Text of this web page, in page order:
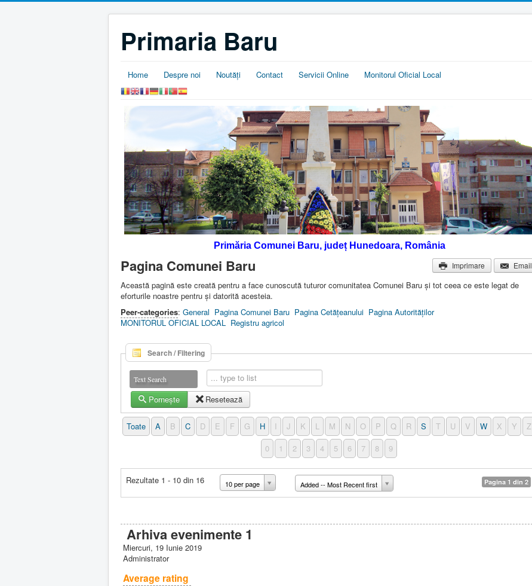
Primaria Baru
Home Despre noi Noutăţi Contact Servicii Online Monitorul Oficial Local
Primăria Comunei Baru, județ Hunedoara, România
Imprimare
Email
Pagina Comunei Baru
Această pagină este creată pentru a face cunoscută tuturor comunitatea Comunei Baru şi tot ceea ce este legat de
eforturile noastre pentru şi datorită acesteia.
Peer-categories: General Pagina Comunei Baru Pagina Cetăţeanului Pagina Autorităţilor
MONITORUL OFICIAL LOCAL
Registru agricol
Search / Filtering
Text Search
Pornește Resetează
Toate A B C D E F G H I J K L M N O P Q R S T U V W X Y
Z
0
1 2 3 4 5 6 7 8 9
Rezultate 1 - 10 din 16 10 per page Added -- Most Recent first Pagina 1 din 2
Arhiva evenimente 1
Miercuri, 19 Iunie 2019
Administrator
Average rating